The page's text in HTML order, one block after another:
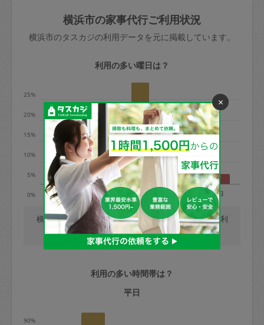
依頼者不在による当日キャンセル＝依頼
金額の100%＋交通費全額
※例：依頼日時／土曜日午前9時開始の場
水曜日9時〜金曜日9時まで＝依頼料金の
50%
金曜日9時～土曜日8時まで＝依頼金額の
100%
土曜日8時〜実施時間＝依頼金額の100%
＋交通費全額
依頼者不在による当日キャンセル＝依頼
金額の100%＋交通費全額
定期契約をキャンセルする場合、毎週定
期は月2回まで隔週定期は月1回までキャ
きた場合は損害保険の対象外となるので
ご注意ください。
玉、など
あわせてこちらも参照ください：初めて
はありますか？
横浜市の家事代行ご利用状況
横浜市のタスカジの利用データを元に掲載しています。
利用の多い曜日は？
0%
5%
10%
15%
20%
25%
月 火 木 日
横浜市では、毎週木曜日の利用が最も多く、日曜日の利
用が少ないです。(2026/08/07 時点での更新)
利用の多い時間帯は？
平日
90%
×